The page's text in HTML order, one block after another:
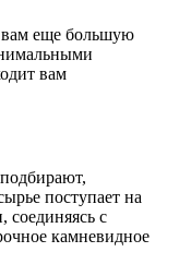
вам еще большую
вам
поступает на
соединяясь с
камневидное